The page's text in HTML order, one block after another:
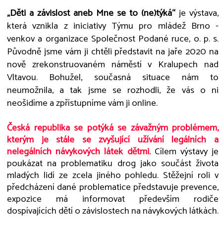
„Děti a závislost aneb Mne se to (ne)týká“ je výstava,
která vznikla z iniciativy Týmu pro mládež Brno -
venkov a organizace Společnost Podané ruce, o. p. s.
Původně jsme vám ji chtěli představit na jaře 2020 na
nově zrekonstruovaném náměstí v Kralupech nad
Vltavou. Bohužel, současná situace nám to
neumožnila, a tak jsme se rozhodli, že vás o ni
neošidíme a zpřístupníme vám ji online.
Česká republika se potýká se závažným problémem,
kterým je stále se zvyšující užívání legálních a
nelegálních návykových látek dětmi.Cílem výstavy je
poukázat na problematiku drog jako součást života
mladých lidí ze zcela jiného pohledu. Stěžejní roli v
předcházení dané problematice představuje prevence,
expozice má informovat především rodiče
dospívajících dětí o závislostech na návykových látkách.